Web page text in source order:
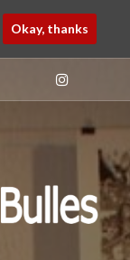
nous
Instagram
Okay, thanks